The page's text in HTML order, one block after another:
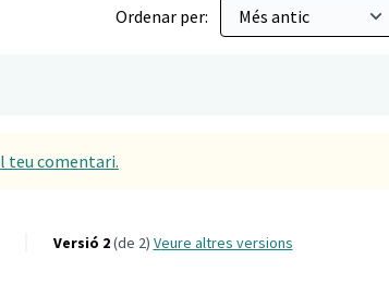
Ordenar per:
teu comentari.
Versió 2(de 2) veure altres versions